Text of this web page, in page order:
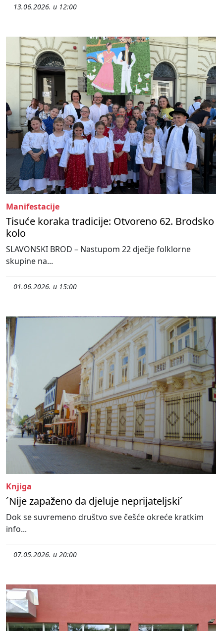
13.06.2026. u 12:00
Manifestacije
Tisuće koraka tradicije: Otvoreno 62. Brodsko
kolo
SLAVONSKI BROD – Nastupom 22 dječje folklorne
skupine na...
01.06.2026. u 15:00
Knjiga
´Nije zapaženo da djeluje neprijateljski´
Dok se suvremeno društvo sve češće okreće kratkim
info...
07.05.2026. u 20:00